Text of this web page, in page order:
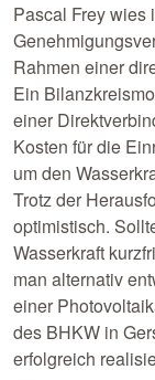
Pascal Frey wies
Rahmen einer
Ein
einer
Kosten für die
um den
Trotz der
optimistisch.
Wasserkraft
man alternativ
einer
des BHKW in
erfolgreich